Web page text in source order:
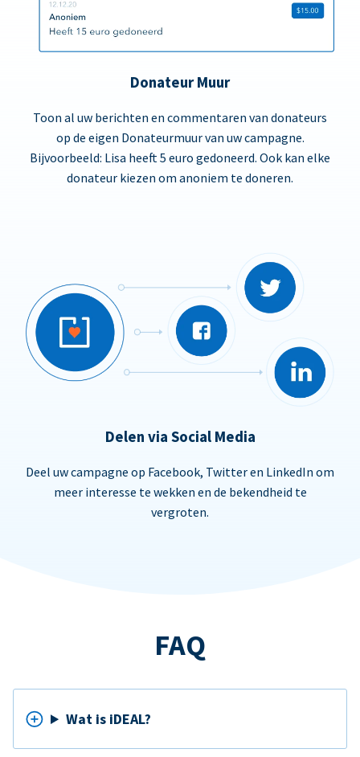
Donateur Muur
Toon al uw berichten en commentaren van donateurs
op de eigen Donateurmuur van uw campagne.
Bijvoorbeeld: Lisa heeft 5 euro gedoneerd. Ook kan elke
donateur kiezen om anoniem te doneren.
Delen via Social Media
Deel uw campagne op Facebook, Twitter en LinkedIn om
meer interesse te wekken en de bekendheid te
vergroten.
FAQ
Wat is iDEAL?